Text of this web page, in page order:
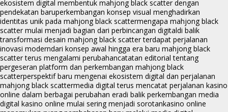
ekosistem digital membentuk mahjong black scatter dengan
pendekatan baruperkembangan konsep visual menghadirkan
identitas unik pada mahjong black scattermengapa mahjong black
scatter mulai menjadi bagian dari perbincangan digitaldi balik
transformasi desain mahjong black scatter terdapat perjalanan
inovasi moderndari konsep awal hingga era baru mahjong black
scatter terus mengalami perubahancatatan editorial tentang
pergeseran platform dan perkembangan mahjong black
scatterperspektif baru mengenai ekosistem digital dan perjalanan
mahjong black scattermedia digital terus mencatat perjalanan kasino
online dalam berbagai perubahan eradi balik perkembangan media
digital kasino online mulai sering menjadi sorotankasino online